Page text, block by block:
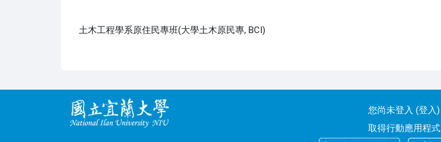
土木工程學系原住民專班(大學土木原民專, BCI)
您尚未登入 (登入)
取得行動應用程式